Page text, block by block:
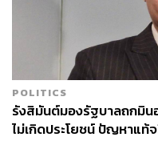
กองบ
POLITICS
รังสิมันต์มองรัฐบาลถกมิ
ไม่เกิดประโยชน์ ปัญหาแท้